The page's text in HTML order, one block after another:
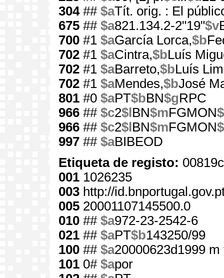
304## $aTít. orig. : El
675 ## $a821.134.2-2"19"$v
700 #1 $aGarcía Lorca,$b
702 #1 $aCintra,$bLuís
702 #1 $aBarreto,$bLuís
702 #1 $aMendes,$bJosé
801 #0 $aPT$bBN$gRPC
966 ## $c2$l BN$mFGMON
966 ## $c2$l BN$mFGMON
997 ## $aBIBEOD
Etiqueta de registo:
001 1026235
003 http://
005 20001107145500.0
010 ## $a972-23-2542-6
021 ## $aPT$b143250/99
100 ## $a20000623d1999
101 0# $apor